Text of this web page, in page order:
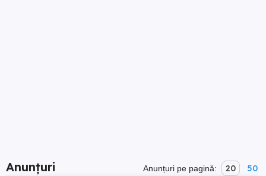
Anunțuri Anunțuri pe pagină: 20 50